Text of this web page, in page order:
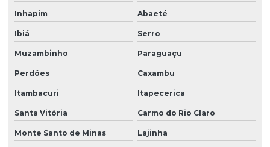
Inhapim Abaeté
Ibiá Serro
Muzambinho Paraguaçu
Perdões Caxambu
Itambacuri Itapecerica
Santa Vitória Carmo do Rio Claro
Monte Santo de Minas Lajinha